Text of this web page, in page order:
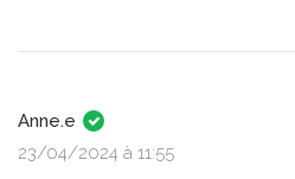
Anne.e
23/04/2024 à 11:55